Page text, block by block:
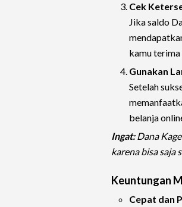
Cek
Jika saldo
kamu
Gunakan
Setelah
belanja
Ingat:Dana
karena bisa saja
Keuntungan
Cepat dan